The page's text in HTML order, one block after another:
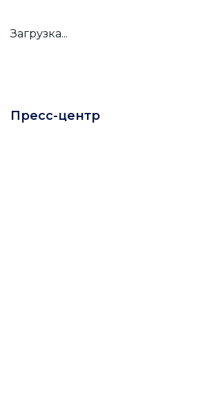
Загрузка...
Пресс-центр